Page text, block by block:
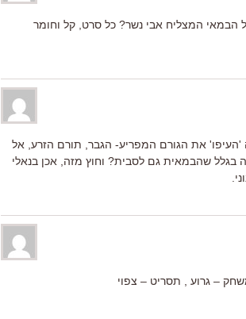
הבמאי המצליח אבי נשר? כל סרט, קל וחומר
את הגורם המפריע- הגבר, תורם הזרע, אל
שהבמאית גם לסבית? וחוץ מזה, אכן בנאלי
– גרוע , תסריט – צפוי